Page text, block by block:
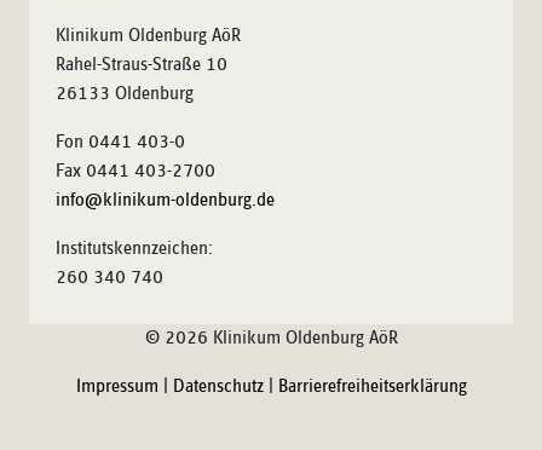
Klinikum Oldenburg AöR
Rahel-Straus-Straße 10
26133 Oldenburg
Fon 0441 403-0
Fax 0441 403-2700
info@klinikum-oldenburg.de
Institutskennzeichen:
260 340 740
© 2026 Klinikum Oldenburg AöR
Impressum Datenschutz| Barrierefreiheitserklärung